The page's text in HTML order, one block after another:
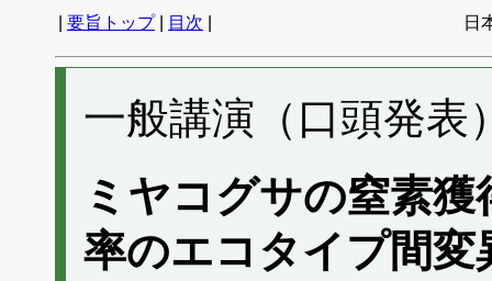
要旨トップ| 目次 日
一般講演（口頭発表
ミヤコグサの窒素
率のエコタイプ間変